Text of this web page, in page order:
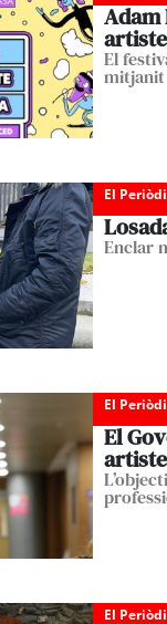
El
mitjanit
El
Enclar
El
El
El